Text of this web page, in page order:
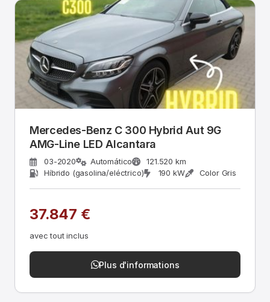
Mercedes-Benz C 300 Hybrid Aut 9G
AMG-Line LED Alcantara
03-2020 Automático
121.520 km
Híbrido (gasolina/eléctrico)
190 kW Color Gris
37.847 €
avec tout inclus
Plus d'informations